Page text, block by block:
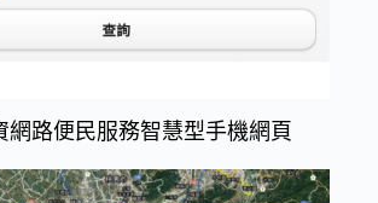
網路便民服務智慧型手機網頁